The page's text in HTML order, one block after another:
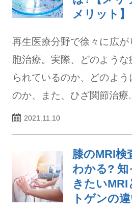
メリット】
再生医療分野で徐々に広
胞治療。実際、どのよう
られているのか、どのよ
のか、また、ひざ関節治療
2021.11.10
膝のMRI検
わかる? 知
きたいMRI
トゲンの